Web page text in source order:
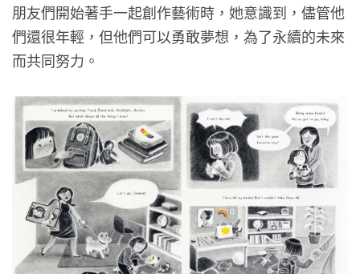
朋友們開始著手一起創作藝術時，她意識到，儘管他
們還很年輕，但他們可以勇敢夢想，為了永續的未來
而共同努力。